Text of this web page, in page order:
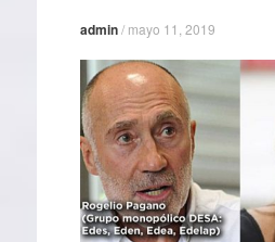
admin/ mayo 11, 2019